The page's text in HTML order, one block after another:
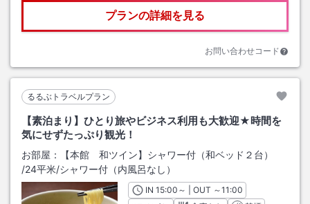
プランの詳細を見る
お問い合わせコード
るるぶトラベルプラン
【素泊まり】ひとり旅やビジネス利用も大歓迎★時間を
気にせずたっぷり観光！
お部屋：
【本館 和ツイン】シャワー付（和ベッド２台）
/24平米/シャワー付（内風呂なし）
INチェックイン
15:00 ～ | OUT チェックアウト
～11:00